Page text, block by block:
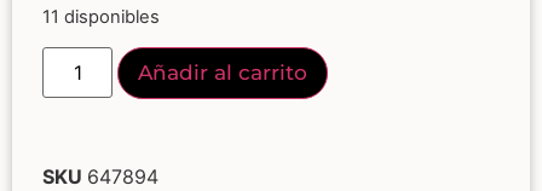
11 disponibles
Añadir al carrito
SKU 647894